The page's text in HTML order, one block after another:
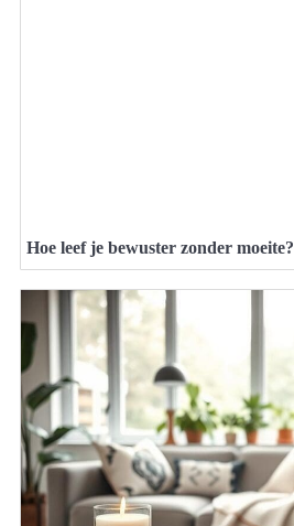
Hoe leef je bewuster zonder moeite?